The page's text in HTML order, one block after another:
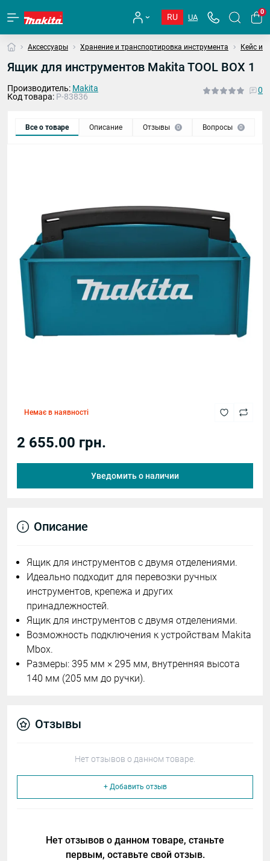
RU UA
0
Аксессуары Хранение и транспортировка инструмента Кейс и
Ящик для инструментов Makita TOOL BOX 1
Производитель: Makita
Код товара: P-83836
0
Все о товаре Описание Отзывы 0 Вопросы 0
Немає в наявності
2 655.00 грн.
Уведомить о наличии
Описание
Ящик для инструментов с двумя отделениями.
Идеально подходит для перевозки ручных
инструментов, крепежа и других
принадлежностей.
Ящик для инструментов с двумя отделениями.
Возможность подключения к устройствам Makita
Mbox.
Размеры: 395 мм × 295 мм, внутренняя высота
140 мм (205 мм до ручки).
Отзывы
Нет отзывов о данном товаре.
+ Добавить отзыв
Нет отзывов о данном товаре, станьте
первым, оставьте свой отзыв.